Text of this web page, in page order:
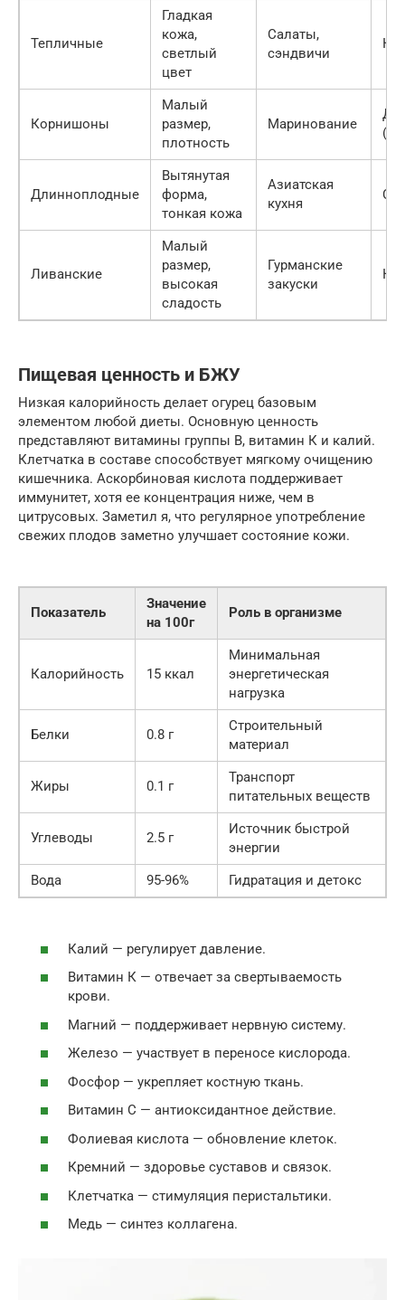
Тепличные
Гладкая
кожа,
светлый
цвет
Салаты,
сэндвичи
Корнишоны
Малый
размер,
плотность
Маринование
(в
Длинноплодные
Вытянутая
форма,
тонкая кожа
Азиатская
кухня
Ливанские
Малый
размер,
высокая
сладость
Гурманские
закуски
Пищевая ценность и БЖУ
Низкая калорийность делает огурец базовым
элементом любой диеты. Основную ценность
представляют витамины группы B, витамин К и калий.
Клетчатка в составе способствует мягкому очищению
кишечника. Аскорбиновая кислота поддерживает
иммунитет, хотя ее концентрация ниже, чем в
цитрусовых. Заметил я, что регулярное употребление
свежих плодов заметно улучшает состояние кожи.
Показатель
Значение
на 100г
Роль в организме
Калорийность 15 ккал
Минимальная
энергетическая
нагрузка
Белки 0.8 г
Строительный
материал
Жиры 0.1 г
Транспорт
питательных веществ
Углеводы 2.5 г
Источник быстрой
энергии
Вода
95-96% Гидратация и детокс
Калий — регулирует давление.
Витамин К — отвечает за свертываемость
крови.
Магний — поддерживает нервную систему.
Железо — участвует в переносе кислорода.
Фосфор — укрепляет костную ткань.
Витамин С — антиоксидантное действие.
Фолиевая кислота — обновление клеток.
Кремний — здоровье суставов и связок.
Клетчатка — стимуляция перистальтики.
Медь — синтез коллагена.